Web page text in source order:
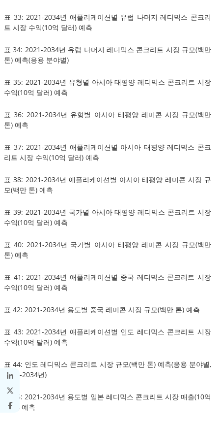
표 33: 2021-2034년 애플리케이션별 유럽 나머지 레디믹스 콘크리
트 시장 수익(10억 달러) 예측
표 34: 2021-2034년 유럽 나머지 레디믹스 콘크리트 시장 규모(백만
톤) 예측(응용 분야별)
표 35: 2021-2034년 유형별 아시아 태평양 레디믹스 콘크리트 시장
수익(10억 달러) 예측
표 36: 2021-2034년 유형별 아시아 태평양 레미콘 시장 규모(백만
톤) 예측
표 37: 2021-2034년 애플리케이션별 아시아 태평양 레디믹스 콘크
리트 시장 수익(10억 달러) 예측
표 38: 2021-2034년 애플리케이션별 아시아 태평양 레미콘 시장 규
모(백만 톤) 예측
표 39: 2021-2034년 국가별 아시아 태평양 레디믹스 콘크리트 시장
수익(10억 달러) 예측
표 40: 2021-2034년 국가별 아시아 태평양 레미콘 시장 규모(백만
톤) 예측
표 41: 2021-2034년 애플리케이션별 중국 레디믹스 콘크리트 시장
수익(10억 달러) 예측
표 42: 2021-2034년 용도별 중국 레미콘 시장 규모(백만 톤) 예측
표 43: 2021-2034년 애플리케이션별 인도 레디믹스 콘크리트 시장
수익(10억 달러) 예측
표 44: 인도 레디믹스 콘크리트 시장 규모(백만 톤) 예측(응용 분야별,
2021-2034년)
표 45: 2021-2034년 용도별 일본 레디믹스 콘크리트 시장 매출(10억
달러) 예측